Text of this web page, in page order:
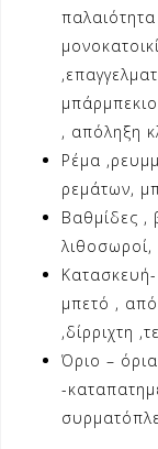
παλαιότητα
, απόληξη
Ρέμα
ρεμάτων,
Βαθμίδες ,
λιθοσωροί,
μπετό ,
,δίρριχτη
Όριο –
-